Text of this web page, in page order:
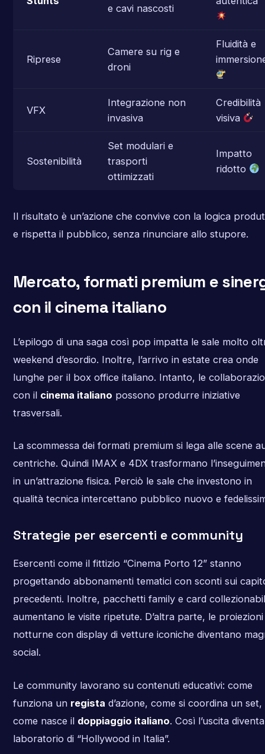
e cavi nascosti
Riprese
Camere su rig e
droni
Fluidità e
VFX
Integrazione non
invasiva
Credibilità
visiva
Sostenibilità
Set modulari e
trasporti
ottimizzati
Impatto
ridotto
Il risultato è un’azione che convive con la logica
e rispetta il pubblico, senza rinunciare allo stupore.
Mercato, formati premium e
con il cinema italiano
L’epilogo di una saga così pop impatta le sale molto
weekend d’esordio. Inoltre, l’arrivo in estate crea onde
lunghe per il box office italiano. Intanto, le
con il cinema italiano possono produrre iniziative
trasversali.
La scommessa dei formati premium si lega alle scene
centriche. Quindi IMAX e 4DX trasformano
in un’attrazione fisica. Perciò le sale che investono in
qualità tecnica intercettano pubblico nuovo e
Strategie per esercenti e community
Esercenti come il fittizio “Cinema Porto 12” stanno
progettando abbonamenti tematici con sconti sui
precedenti. Inoltre, pacchetti family e card
aumentano le visite ripetute. D’altra parte, le proiezioni
notturne con display di vetture iconiche diventano
social.
Le community lavorano su contenuti educativi: come
funziona un regista d’azione, come si coordina un set,
come nasce il doppiaggio italiano. Così l’uscita
laboratorio di “Hollywood in Italia”.